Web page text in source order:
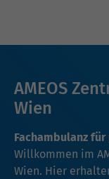
AMEOS
Wien
Fachambulanz
Willkommen im
Wien. Hier